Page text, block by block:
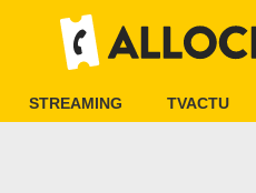
STREAMING TVACTU